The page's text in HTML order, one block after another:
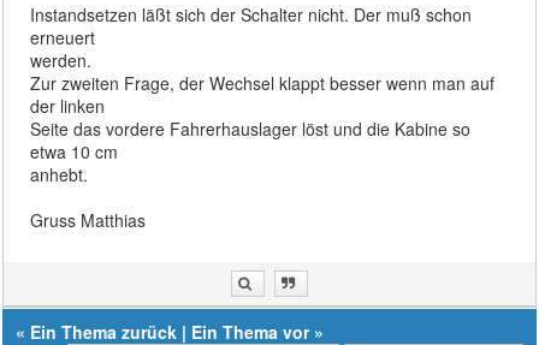
Instandsetzen läßt sich der Schalter nicht. Der muß schon
erneuert
werden.
Zur zweiten Frage, der Wechsel klappt besser wenn man auf
der linken
Seite das vordere Fahrerhauslager löst und die Kabine so
etwa 10 cm
anhebt.
Gruss Matthias
« Ein Thema zurück | Ein Thema vor»